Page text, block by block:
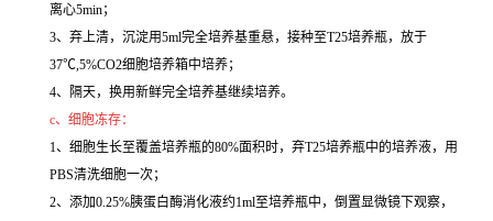
离心5min；
3、弃上清，沉淀用5ml完全培养基重悬，接种至T25培养瓶，放于
37℃,5%CO2细胞培养箱中培养；
4、隔天，换用新鲜完全培养基继续培养。
c、细胞冻存：
1、细胞生长至覆盖培养瓶的80%面积时，弃T25培养瓶中的培养液，用
PBS清洗细胞一次；
2、添加0.25%胰蛋白酶消化液约1ml至培养瓶中，倒置显微镜下观察，